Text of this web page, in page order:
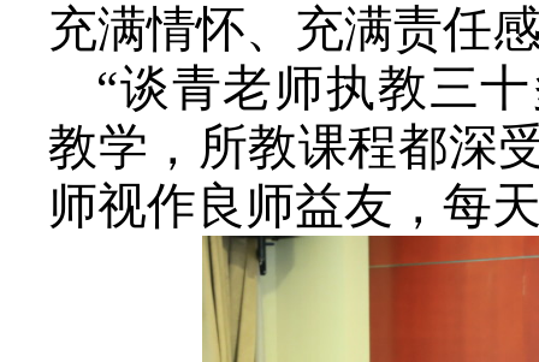
充满情怀、充满责任
“谈青老师执教三
教学，所教课程都深
师视作良师益友，每